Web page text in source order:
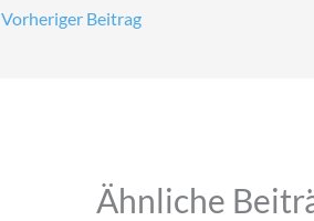
Vorheriger Beitrag
Ähnliche